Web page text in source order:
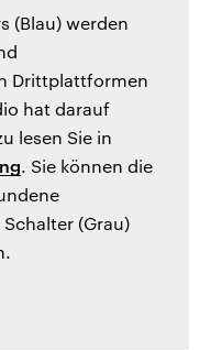
(Blau) werden
Drittplattformen
hat darauf
lesen Sie in
. Sie können die
(Grau)